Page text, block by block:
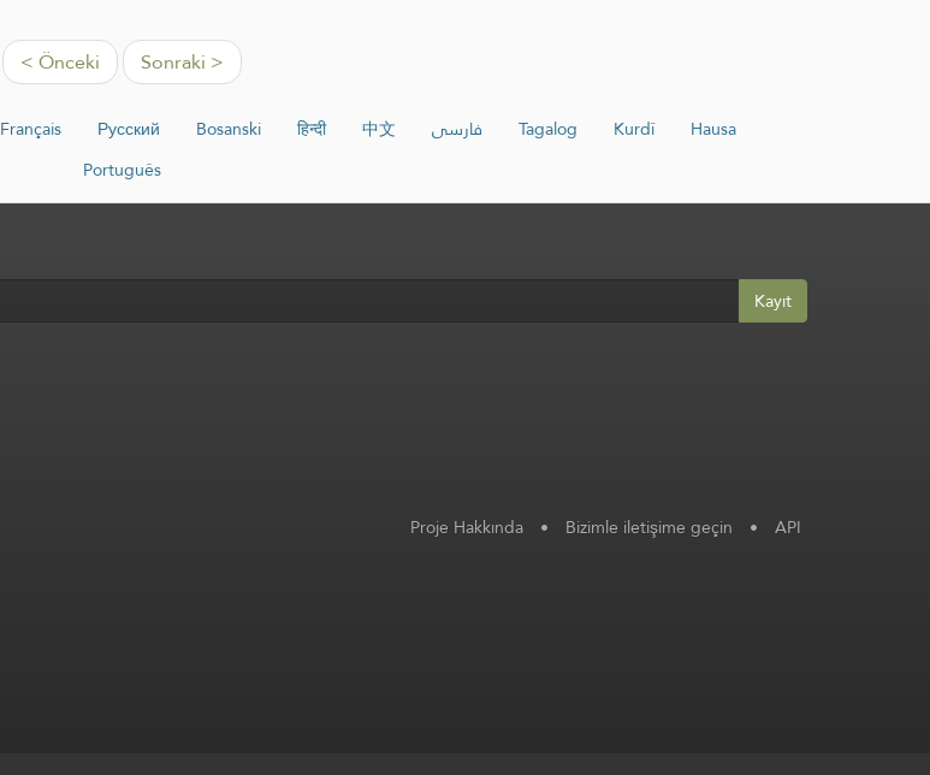
< Önceki Sonraki >
Français Русский Bosanski हिन्दी 中文 فارسی Tagalog Kurdî
Hausa
Português
Kayıt
Proje Hakkında • Bizimle iletişime geçin • API